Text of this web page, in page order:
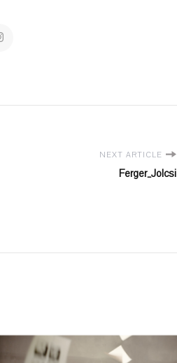
NEXT ARTICLE
Ferger_Jolcsi